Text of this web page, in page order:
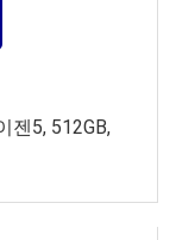
젠5, 512GB,